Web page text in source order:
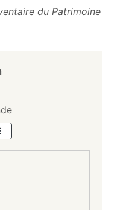
du Patrimoine